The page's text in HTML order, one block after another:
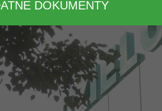
DOKUMENTY